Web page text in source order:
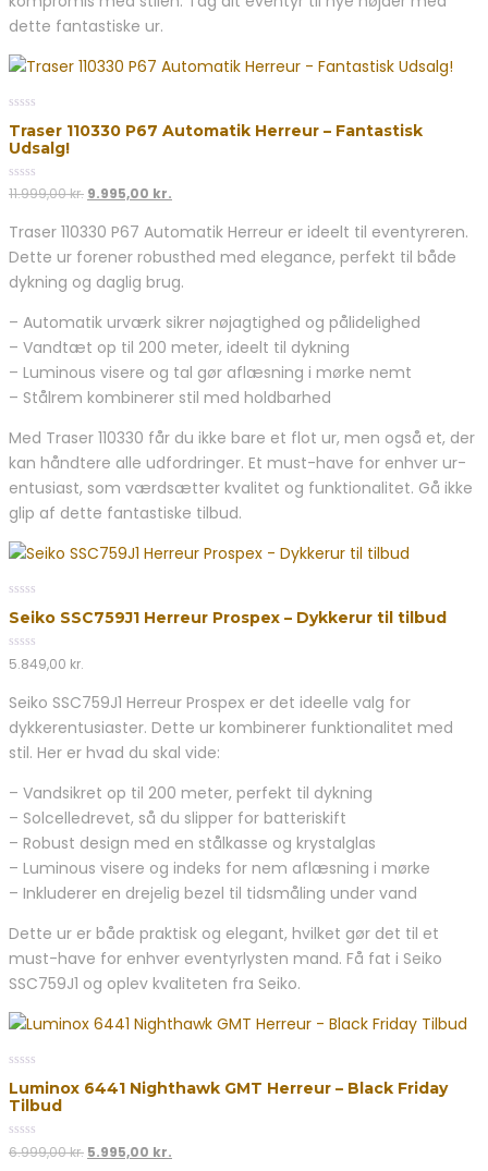
dette fantastiske ur.
out
of
Traser 110330 P67 Automatik Herreur – Fantastisk
Udsalg!
0
out
5
11.999,00kr. Den
pris
var:
11.999,00 kr..
9.995,00 kr.
pris
er:
9.995,00 kr..
Traser 110330 P67 Automatik Herreur er ideelt til eventyreren.
Dette ur forener robusthed med elegance, perfekt til både
dykning og daglig brug.
– Automatik urværk sikrer nøjagtighed og pålidelighed
– Vandtæt op til 200 meter, ideelt til dykning
– Luminous visere og tal gør aflæsning i mørke nemt
– Stålrem kombinerer stil med holdbarhed
Med Traser 110330 får du ikke bare et flot ur, men også et, der
kan håndtere alle udfordringer. Et must-have for enhver ur-
entusiast, som værdsætter kvalitet og funktionalitet. Gå ikke
glip af dette fantastiske tilbud.
out
5
Seiko SSC759J1 Herreur Prospex – Dykkerur til tilbud
0
out
5
5.849,00 kr.
Seiko SSC759J1 Herreur Prospex er det ideelle valg for
dykkerentusiaster. Dette ur kombinerer funktionalitet med
stil. Her er hvad du skal vide:
– Vandsikret op til 200 meter, perfekt til dykning
– Solcelledrevet, så du slipper for batteriskift
– Robust design med en stålkasse og krystalglas
– Luminous visere og indeks for nem aflæsning i mørke
– Inkluderer en drejelig bezel til tidsmåling under vand
Dette ur er både praktisk og elegant, hvilket gør det til et
must-have for enhver eventyrlysten mand. Få fat i Seiko
SSC759J1 og oplev kvaliteten fra Seiko.
out
of
Luminox 6441 Nighthawk GMT Herreur – Black Friday
Tilbud
0
out
6.999,00kr. Den
5.995,00 kr.